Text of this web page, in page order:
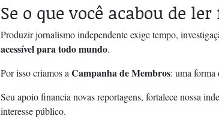
Se o que você acabou de
Produzir jornalismo independente exige tempo,
acessível para todo mundo.
Por isso criamos a Campanha de Membros: uma forma
Seu apoio financia novas reportagens, fortalece nossa
interesse público.